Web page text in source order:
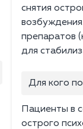
снятия
препаратов
для
Для кого
Пациенты в
острого